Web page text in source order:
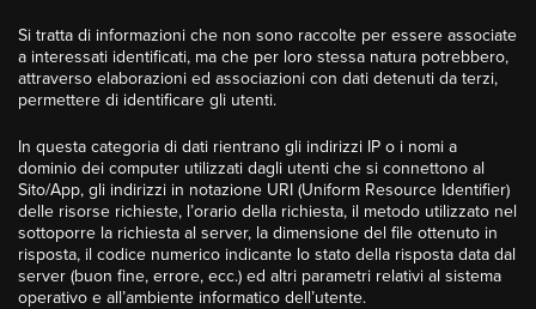
Si tratta di informazioni che non sono raccolte per essere associate
a interessati identificati, ma che per loro stessa natura potrebbero,
attraverso elaborazioni ed associazioni con dati detenuti da terzi,
permettere di identificare gli utenti.
In questa categoria di dati rientrano gli indirizzi IP o i nomi a
dominio dei computer utilizzati dagli utenti che si connettono al
Sito/App, gli indirizzi in notazione URI (Uniform Resource Identifier)
delle risorse richieste, l’orario della richiesta, il metodo utilizzato nel
sottoporre la richiesta al server, la dimensione del file ottenuto in
risposta, il codice numerico indicante lo stato della risposta data dal
server (buon fine, errore, ecc.) ed altri parametri relativi al sistema
operativo e all’ambiente informatico dell’utente.